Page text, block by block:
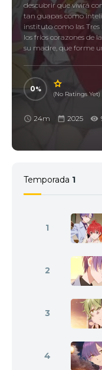
descubrir que vivirá
tan guapas como
instituto como las
los fríos corazones de
su madre, que forme
0
(No Ratings Yet)
24m 2025
Temporada 1
1
2
3
4